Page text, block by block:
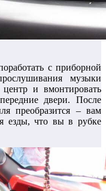
с приборной
музыки
и вмонтировать
двери. После
преобразится – вам
езды, что вы в рубке